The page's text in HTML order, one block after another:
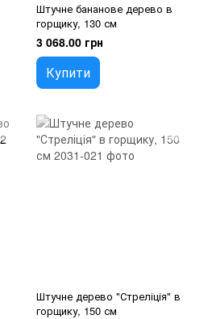
Штучне бананове дерево в
горщику, 130 см
3 068.00 грн
Купити
Штучне дерево "Стреліція" в
горщику, 150 см